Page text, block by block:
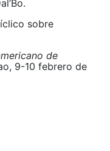
sobre
de
9-10 febrero de